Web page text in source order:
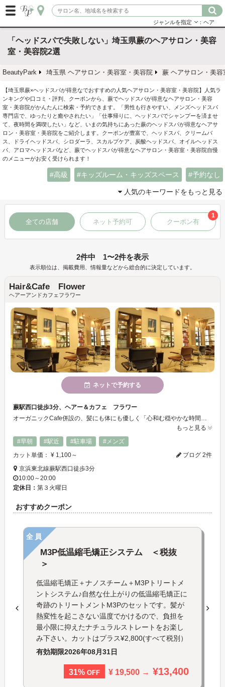
ジャンルを指定 ：ヘア
「ヘッドスパで失敗しない」埼玉県蕨のヘアサロン・美容
室・美容院2選
BeautyPark 埼玉県 ヘアサロン・美容室・美容院 蕨 ヘアサロン・美容
【埼玉県蕨×ヘッドスパが得意なでおすすめの人気ヘアサロン・美容室・美容院】人気ラ
ンキングや口コミ・評判、クーポンから、蕨でヘッドスパが得意なヘアサロン・美容
室・美容院がかんたんに検索・予約できます。「男性も行きやすい、メンズヘッドスパ
専門店で、ゆったりと癒やされたい」「仕事帰りに、ヘッドスパでシャンプーを済ませ
て、夜時間を満喫したい」など、いまの気持ちにあった蕨のヘッドスパが得意なヘアサ
ロン・美容室・美容院をご紹介します。クーポンが豊富で、ヘッドスパ、クリームバ
ス、ドライヘッドスパ、シロダーラ、スカルプケア、炭酸ヘッドスパ、オイルヘッドス
パ、アロマヘッドスパなど、蕨でヘッドスパが得意なヘアサロン・美容室・美容院自慢
のメニューがお安く受けられます！
高級 キッズルーム・キッズスペース 予約なし
人気のキーワードをもっと見る
全ての店舗 ネット予約可 クーポン有
1
2件中 1〜2件を表示
表示順位は、掲載費用、情報量などから総合的に決定しています。
Hair&Cafe Flower
ヘアーアンドカフェフラワー
ネットで予約する
蕨駅西口徒歩3分、ヘアー＆カフェ フラワー
オーガニックCafe併設の、髪にも体にも優しく「心和む穏やかな時間」を過ごすスローライフサロン。
もっと見る
#早朝
#駅近 #駐車場
#メンズ
カット単価： ¥ 1,100～
ブログ 2件
京浜東北線蕨駅西口徒歩3分
10:00～20:00
定休日： 第３火曜日
おすすめクーポン
全員
M3P低温縮毛矯正システム ＜税抜
＞
低温縮毛矯正＋ナノスチーム＋M3Pトリートメ
ントシステム♪自然な仕上がりの低温縮毛矯正に
奇跡のトリートメントM3Pのセットです。髪が
熱変性を起こさない温度でかけるので、負担を
最小限に抑えたナチュラルストレートをお楽し
み下さい。カットはプラス¥2,800(すべて税別）
有効期限2026年08月31日
31% OFF ¥ 19,500 → ¥13,400